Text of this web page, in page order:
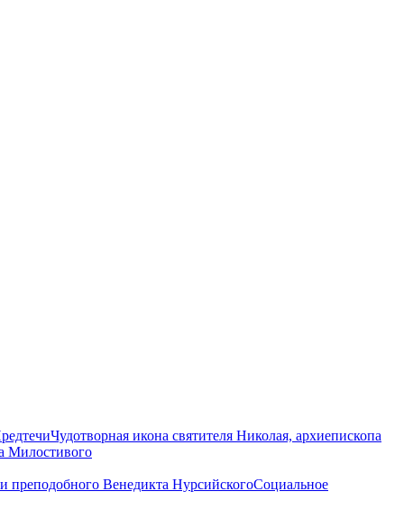
Чудотворная икона святителя Николая, архиепископа
Милостивого
преподобного Венедикта НурсийскогоСоциальное